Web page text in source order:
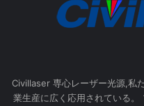
Civillaser 専心レーザー光源,私
業生産に広く応用されている